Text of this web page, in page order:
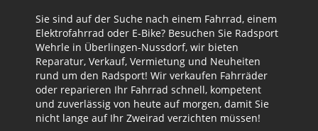
Sie sind auf der Suche nach einem Fahrrad, einem
Elektrofahrrad oder E-Bike? Besuchen Sie Radsport
Wehrle in Überlingen-Nussdorf, wir bieten
Reparatur, Verkauf, Vermietung und Neuheiten
rund um den Radsport! Wir verkaufen Fahrräder
oder reparieren Ihr Fahrrad schnell, kompetent
und zuverlässig von heute auf morgen, damit Sie
nicht lange auf Ihr Zweirad verzichten müssen!